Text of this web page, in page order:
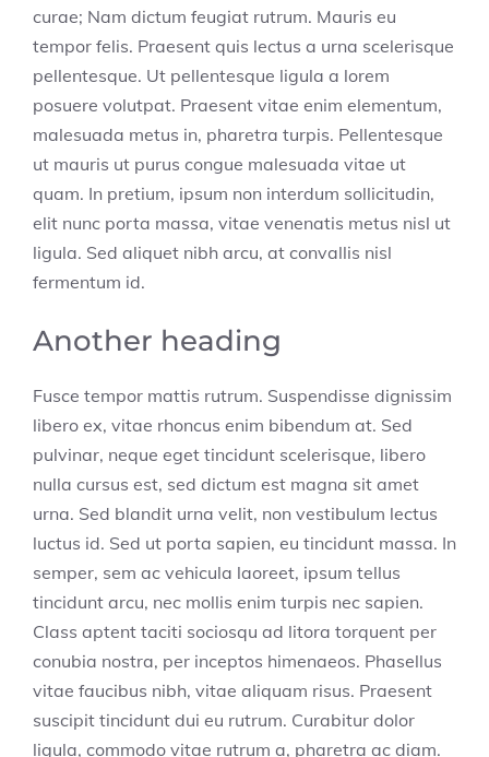
curae; Nam dictum feugiat rutrum. Mauris eu
tempor felis. Praesent quis lectus a urna scelerisque
pellentesque. Ut pellentesque ligula a lorem
posuere volutpat. Praesent vitae enim elementum,
malesuada metus in, pharetra turpis. Pellentesque
ut mauris ut purus congue malesuada vitae ut
quam. In pretium, ipsum non interdum sollicitudin,
elit nunc porta massa, vitae venenatis metus nisl ut
ligula. Sed aliquet nibh arcu, at convallis nisl
fermentum id.
Another heading
Fusce tempor mattis rutrum. Suspendisse dignissim
libero ex, vitae rhoncus enim bibendum at. Sed
pulvinar, neque eget tincidunt scelerisque, libero
nulla cursus est, sed dictum est magna sit amet
urna. Sed blandit urna velit, non vestibulum lectus
luctus id. Sed ut porta sapien, eu tincidunt massa. In
semper, sem ac vehicula laoreet, ipsum tellus
tincidunt arcu, nec mollis enim turpis nec sapien.
Class aptent taciti sociosqu ad litora torquent per
conubia nostra, per inceptos himenaeos. Phasellus
vitae faucibus nibh, vitae aliquam risus. Praesent
suscipit tincidunt dui eu rutrum. Curabitur dolor
ligula, commodo vitae rutrum a, pharetra ac diam.